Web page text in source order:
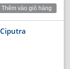
đô thị của
bể bơi,
Thêm vào giỏ hàng